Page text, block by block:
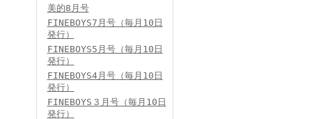
美的8月号
FINEBOYS7月号（毎月10日
発行）
FINEBOYS5月号（毎月10日
発行）
FINEBOYS4月号（毎月10日
発行）
FINEBOYS３月号（毎月10日
発行）